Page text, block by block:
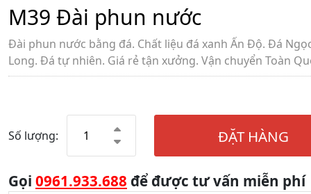
M39 Đài phun nước
Đài phun nước bằng đá. Chất liệu đá xanh Ấn Độ. Đá
Long. Đá tự nhiên. Giá rẻ tận xưởng. Vận chuyển Toàn
Số lượng: ĐẶT HÀNG
Gọi 0961.933.688 để được tư vấn miễn phí